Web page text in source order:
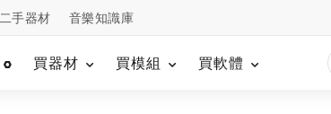
二手器材 音樂知識庫
買器材 買模組 買軟體